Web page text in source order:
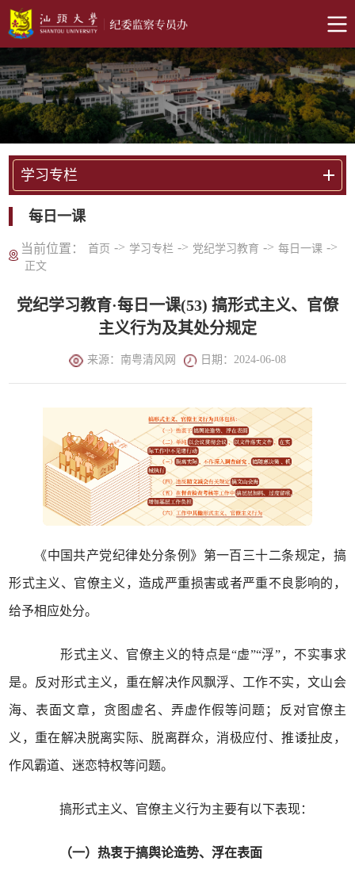
学习专栏
每日一课
当前位置： 首页 -> 学习专栏 -> 党纪学习教育 -> 每日一课 ->
正文
党纪学习教育·每日一课(53) 搞形式主义、官僚
主义行为及其处分规定
来源：南粤清风网 日期：2024-06-08
《中国共产党纪律处分条例》第一百三十二条规定，搞
形式主义、官僚主义，造成严重损害或者严重不良影响的，
给予相应处分。
形式主义、官僚主义的特点是“虚”“浮”，不实事求
是。反对形式主义，重在解决作风飘浮、工作不实，文山会
海、表面文章，贪图虚名、弄虚作假等问题；反对官僚主
义，重在解决脱离实际、脱离群众，消极应付、推诿扯皮，
作风霸道、迷恋特权等问题。
搞形式主义、官僚主义行为主要有以下表现：
（一）热衷于搞舆论造势、浮在表面